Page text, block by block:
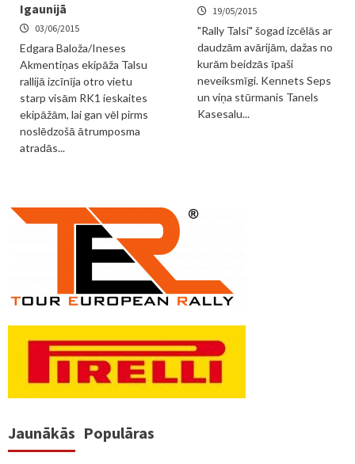
Igaunijā
03/06/2015
Edgara Baloža/Ineses
Akmentiņas ekipāža Talsu
rallijā izcīnīja otro vietu
starp visām RK1 ieskaites
ekipāžām, lai gan vēl pirms
noslēdzošā ātrumposma
atradās...
19/05/2015
"Rally Talsi" šogad izcēlās ar
daudzām avārijām, dažas no
kurām beidzās īpaši
neveiksmīgi. Kennets Seps
un viņa stūrmanis Tanels
Kasesalu...
Jaunākās Populāras